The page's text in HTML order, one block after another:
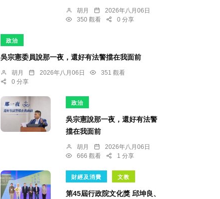
胡月
2026年八月06日
350 觀看
0 分享
政治
吳宗憲委員說那一夜，還好有法警擋在我面前
胡月 2026年八月06日
351 觀看
0 分享
政治
吳宗憲說那一夜，還好有法警
擋在我面前
胡月
2026年八月06日
666 觀看
1 分享
財經及消費 文教
第45屆行政院文化獎 邱坤良、